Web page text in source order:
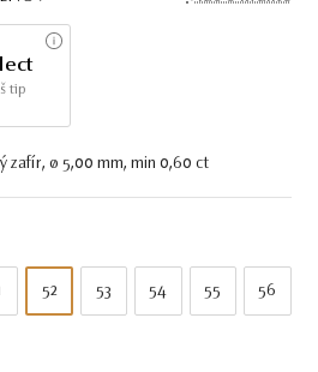
tip
zafír, ø 5,00 mm, min 0,60 ct
52 53 54 55 56